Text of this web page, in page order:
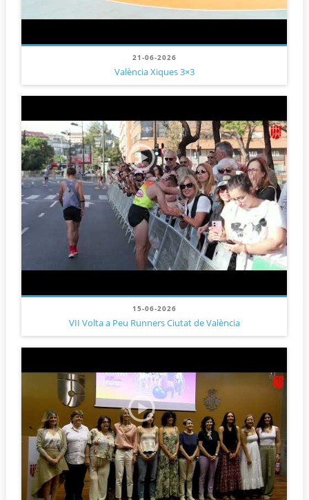
21-06-2026
València Xiques 3×3
15-06-2026
VII Volta a Peu Runners Ciutat de València